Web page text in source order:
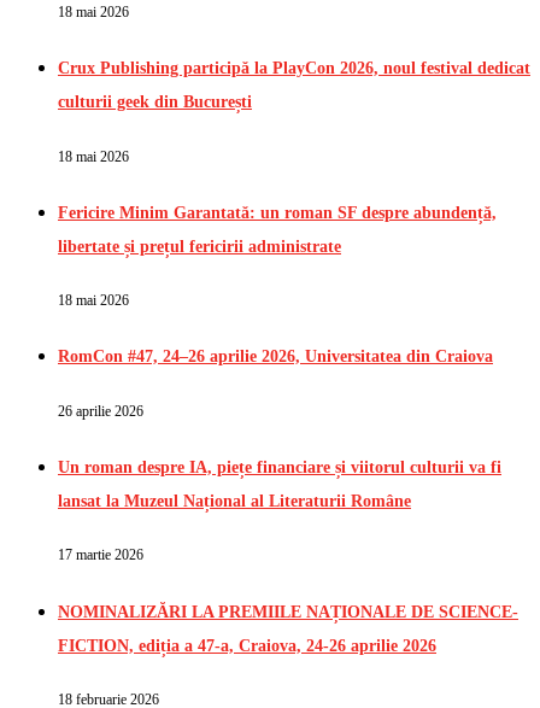
18 mai 2026
Crux Publishing participă la PlayCon 2026, noul festival dedicat
culturii geek din București
18 mai 2026
Fericire Minim Garantată: un roman SF despre abundență,
libertate și prețul fericirii administrate
18 mai 2026
RomCon #47, 24–26 aprilie 2026, Universitatea din Craiova
26 aprilie 2026
Un roman despre IA, piețe financiare și viitorul culturii va fi
lansat la Muzeul Național al Literaturii Române
17 martie 2026
NOMINALIZĂRI LA PREMIILE NAȚIONALE DE SCIENCE-
FICTION, ediția a 47-a, Craiova, 24-26 aprilie 2026
18 februarie 2026